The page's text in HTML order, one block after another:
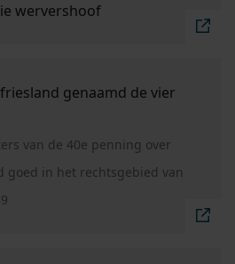
wervershoof
genaamd de vier
van de 40e penning over
goed in het rechtsgebied van